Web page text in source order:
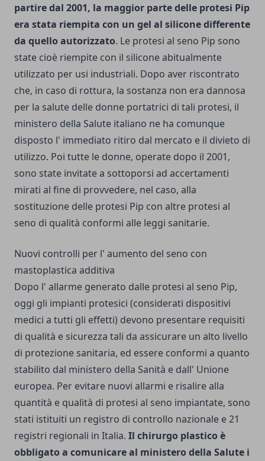
partire dal 2001, la maggior parte delle protesi Pip
era stata riempita con un gel al silicone differente
da quello autorizzato. Le protesi al seno Pip sono
state cioè riempite con il silicone abitualmente
utilizzato per usi industriali. Dopo aver riscontrato
che, in caso di rottura, la sostanza non era dannosa
per la salute delle donne portatrici di tali protesi, il
ministero della Salute italiano ne ha comunque
disposto l' immediato ritiro dal mercato e il divieto di
utilizzo. Poi tutte le donne, operate dopo il 2001,
sono state invitate a sottoporsi ad accertamenti
mirati al fine di provvedere, nel caso, alla
sostituzione delle protesi Pip con altre protesi al
seno di qualità conformi alle leggi sanitarie.
Nuovi controlli per l' aumento del seno con
mastoplastica additiva
Dopo l' allarme generato dalle protesi al seno Pip,
oggi gli impianti protesici (considerati dispositivi
medici a tutti gli effetti) devono presentare requisiti
di qualità e sicurezza tali da assicurare un alto livello
di protezione sanitaria, ed essere conformi a quanto
stabilito dal ministero della Sanità e dall' Unione
europea. Per evitare nuovi allarmi e risalire alla
quantità e qualità di protesi al seno impiantate, sono
stati istituiti un registro di controllo nazionale e 21
registri regionali in Italia. Il chirurgo plastico è
obbligato a comunicare al ministero della Salute i